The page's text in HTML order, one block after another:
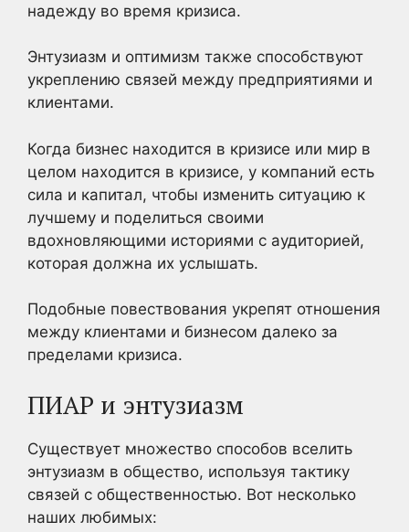
надежду во время кризиса.
Энтузиазм и оптимизм также способствуют
укреплению связей между предприятиями и
клиентами.
Когда бизнес находится в кризисе или мир в
целом находится в кризисе, у компаний есть
сила и капитал, чтобы изменить ситуацию к
лучшему и поделиться своими
вдохновляющими историями с аудиторией,
которая должна их услышать.
Подобные повествования укрепят отношения
между клиентами и бизнесом далеко за
пределами кризиса.
ПИАР и энтузиазм
Существует множество способов вселить
энтузиазм в общество, используя тактику
связей с общественностью. Вот несколько
наших любимых: